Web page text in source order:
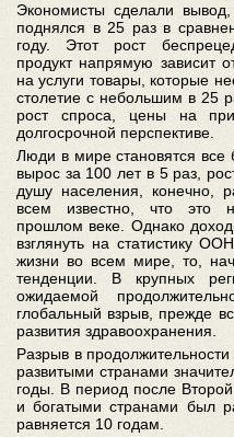
Экономисты сделали
поднялся в 25 раз в
году. Этот рост
продукт напрямую зависит
на услуги товары, которые
столетие с небольшим в 25
рост спроса, цены на
долгосрочной перспективе.
Люди в мире становятся
вырос за 100 лет в 5 раз,
душу населения, конечно,
всем известно, что это
прошлом веке. Однако
взглянуть на статистику
жизни во всем мире, то,
тенденции. В крупных
ожидаемой
глобальный взрыв, прежде
развития здравоохранения.
Разрыв в
развитыми странами
годы. В период после
и богатыми странами был
равняется 10 годам.